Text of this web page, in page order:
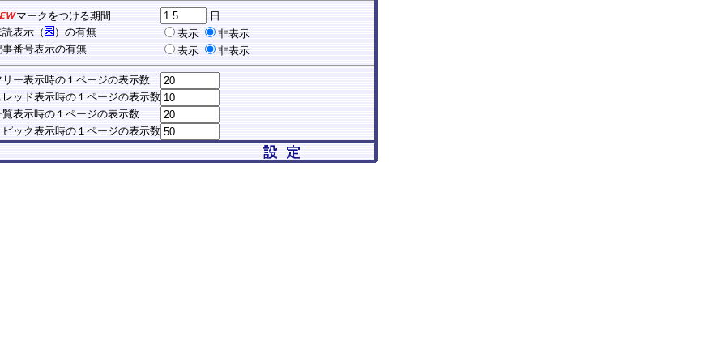
マークをつける期間
日
読表示（
）の有無 表示
非表示
事番号表示の有無
表示 非表示
リー表示時の１ページの表示数
レッド表示時の１ページの表示数
覧表示時の１ページの表示数
ピック表示時の１ページの表示数